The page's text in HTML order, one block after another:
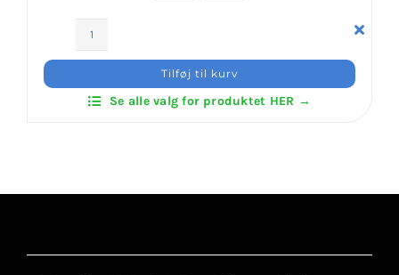
Klubaftalesider – Find din klub
Brodering / Tryk
Black
Belt
Tilføj til kurv
Se alle valg for produktet HER →